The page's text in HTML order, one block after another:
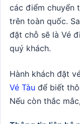
các điểm chuyển
trên toàn quốc.
đặt chỗ sẽ là Vé
quý khách.
Hành khách đặt
Vé Tàu để biết
Nếu còn thắc